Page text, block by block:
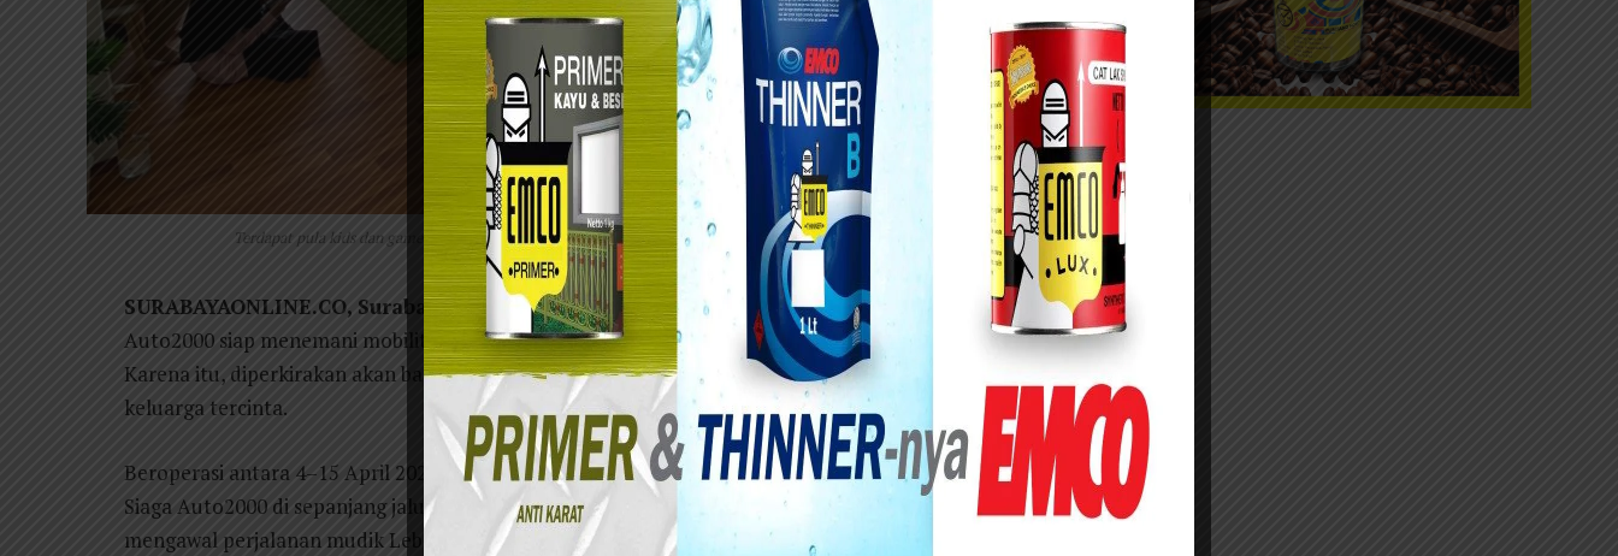
Terdapat pula kids dan game corner di Posko Siaga Auto2000 untuk membahagiakan anak tercinta.
SURABAYAONLINE.CO, Surabaya– Sebagai preferred dealer mobil Toyota di Indonesia,
Auto2000 siap menemani mobilitas mudik dan libur Lebaran 2024 yang terbilang panjang.
Karena itu, diperkirakan akan banyak AutoFamily yang berkendara ke luar kota bersama
keluarga tercinta.
Beroperasi antara 4–15 April 2024, terdapat sekitar 9 Posko Siaga Auto2000 dan 115 Bengkel
Siaga Auto2000 di sepanjang jalur mudik Lebaran tahun ini. “Kami berkomitmen untuk
mengawal perjalanan mudik Lebaran dengan mengoperasikan 9 Posko Siaga Auto2000 di jalur